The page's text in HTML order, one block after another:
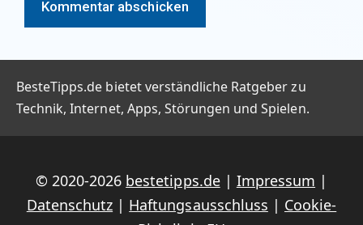
BesteTipps.de bietet verständliche Ratgeber zu
Technik, Internet, Apps, Störungen und Spielen.
© 2020-2026 bestetipps.de| Impressum |
Datenschutz | Haftungsausschluss | Cookie-